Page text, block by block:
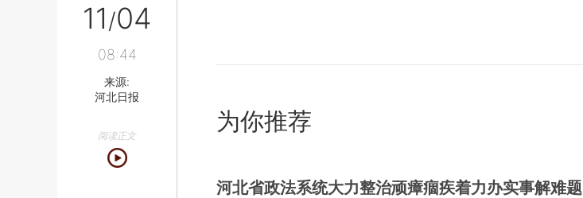
11/04
08:44
来源:
河北日报
阅读正文
为你推荐
河北省政法系统大力整治顽瘴痼疾着力办实事解难题